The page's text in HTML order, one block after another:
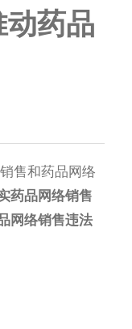
药品
售和药品网络
药品网络销售
网络销售违法